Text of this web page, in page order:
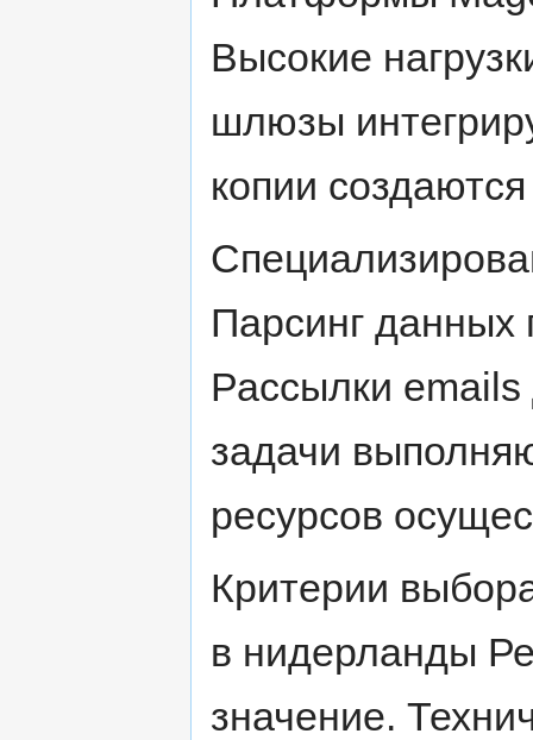
Высокие
шлюзы
копии
Парсинг данных
Рассылки emails
задачи
ресурсов
Критерии
в нидерланды
значение.